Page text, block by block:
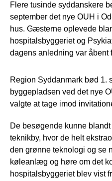
Flere tusinde syddanskere
september det nye OUH i
hus. Gæsterne oplevede
hospitalsbyggeriet og
dagens anledning var åbent
Region Syddanmark bød 1.
byggepladsen ved det nye
valgte at tage imod
De besøgende kunne
teknikby, hvor de helt
den grønne teknologi og se
køleanlæg og høre om det
hospitalsbyggeriet blev vist